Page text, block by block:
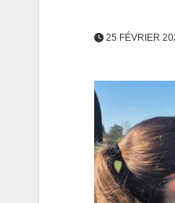
25 FÉVRIER